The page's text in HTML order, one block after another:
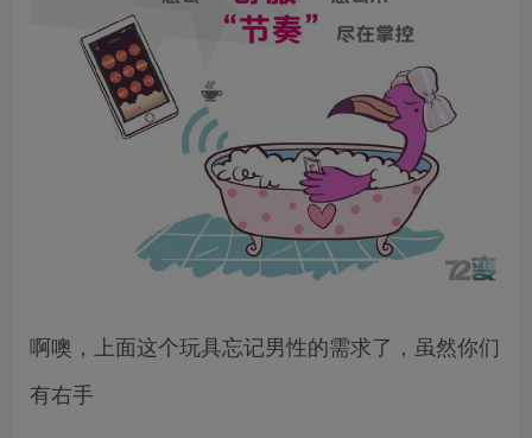
啊噢，上面这个玩具忘记男性的需求了，虽然你们
有右手